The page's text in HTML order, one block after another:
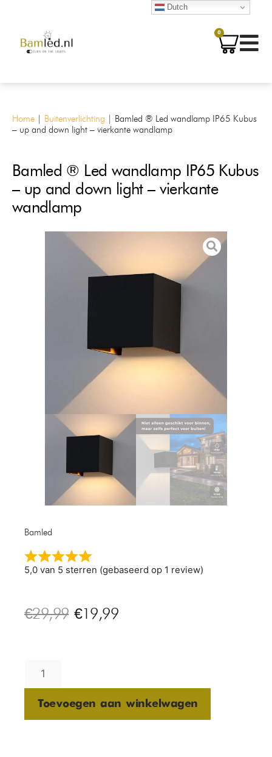
0
Home | Buitenverlichting | Bamled ® Led wandlamp IP65 Kubus
– up and down light – vierkante wandlamp
Bamled ® Led wandlamp IP65 Kubus
– up and down light – vierkante
wandlamp
Bamled
5,0 van 5 sterren (gebaseerd op 1 review)
€29,99 €19,99
Toevoegen aan winkelwagen
Dutch